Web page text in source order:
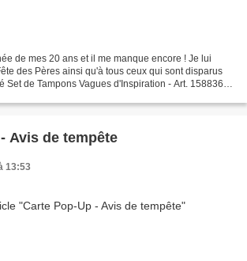
de mes 20 ans et il me manque encore ! Je lui
des Pères ainsi qu'à tous ceux qui sont disparus
Set de Tampons Vagues d'Inspiration - Art. 158836 et
Avis de tempête
13:53